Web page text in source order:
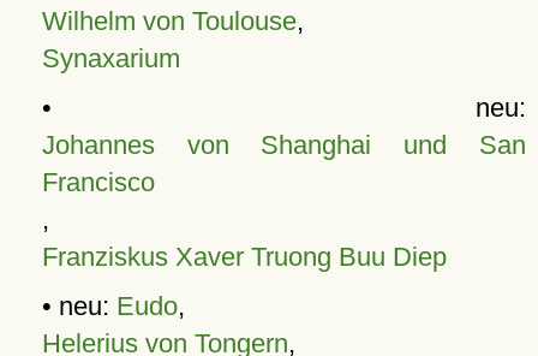
Wilhelm von Toulouse,
Synaxarium
• neu:
Johannes von Shanghai und San
Francisco
,
Franziskus Xaver Truong Buu Diep
• neu: Eudo,
Helerius von Tongern,